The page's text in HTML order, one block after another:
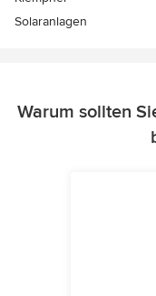
Solaranlagen
Warum sollten